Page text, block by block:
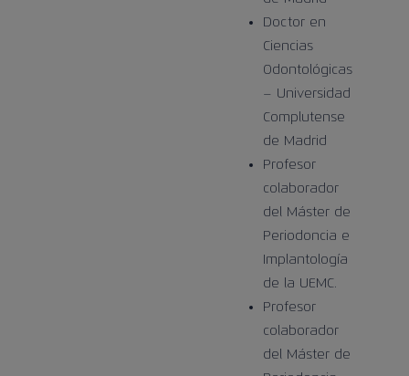
Doctor en
Ciencias
Odontológicas
– Universidad
Complutense
de Madrid
Profesor
colaborador
del Máster de
Periodoncia e
Implantología
de la UEMC.
Profesor
colaborador
del Máster de